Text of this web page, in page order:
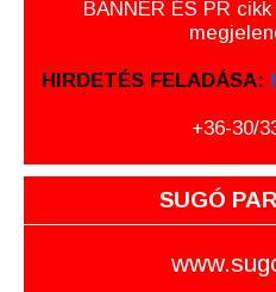
BANNER ÉS PR
HIRDETÉS FELADÁSA:
+36-30/
SUGÓ